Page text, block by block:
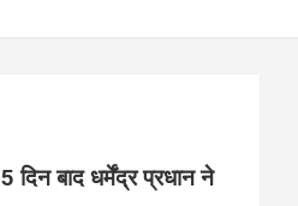
बाद धर्मेंद्र प्रधान ने